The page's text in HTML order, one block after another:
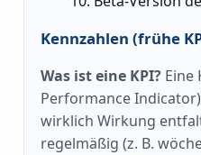
Kennzahlen (frühe
Was ist eine KPI? Eine
Performance
wirklich Wirkung
regelmäßig (z. B.